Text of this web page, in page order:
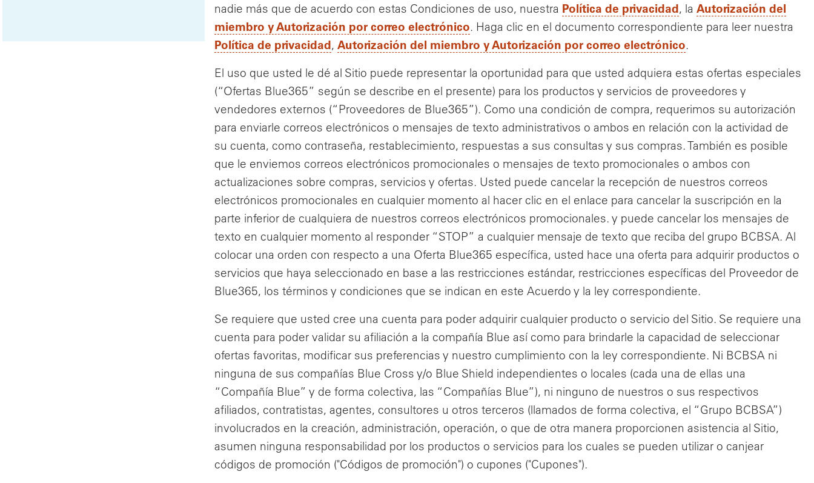
nadie más que de acuerdo con estas Condiciones de uso, nuestra Política de privacidad, la Autorización del
miembro y Autorización por correo electrónico. Haga clic en el documento correspondiente para leer nuestra
Política de privacidad, Autorización del miembro y Autorización por correo electrónico.
El uso que usted le dé al Sitio puede representar la oportunidad para que usted adquiera estas ofertas especiales
(“Ofertas Blue365” según se describe en el presente) para los productos y servicios de proveedores y
vendedores externos (“Proveedores de Blue365”). Como una condición de compra, requerimos su autorización
para enviarle correos electrónicos o mensajes de texto administrativos o ambos en relación con la actividad de
su cuenta, como contraseña, restablecimiento, respuestas a sus consultas y sus compras. También es posible
que le enviemos correos electrónicos promocionales o mensajes de texto promocionales o ambos con
actualizaciones sobre compras, servicios y ofertas. Usted puede cancelar la recepción de nuestros correos
electrónicos promocionales en cualquier momento al hacer clic en el enlace para cancelar la suscripción en la
parte inferior de cualquiera de nuestros correos electrónicos promocionales. y puede cancelar los mensajes de
texto en cualquier momento al responder “STOP” a cualquier mensaje de texto que reciba del grupo BCBSA. Al
colocar una orden con respecto a una Oferta Blue365 específica, usted hace una oferta para adquirir productos o
servicios que haya seleccionado en base a las restricciones estándar, restricciones específicas del Proveedor de
Blue365, los términos y condiciones que se indican en este Acuerdo y la ley correspondiente.
Se requiere que usted cree una cuenta para poder adquirir cualquier producto o servicio del Sitio. Se requiere una
cuenta para poder validar su afiliación a la compañía Blue así como para brindarle la capacidad de seleccionar
ofertas favoritas, modificar sus preferencias y nuestro cumplimiento con la ley correspondiente. Ni BCBSA ni
ninguna de sus compañías Blue Cross y/o Blue Shield independientes o locales (cada una de ellas una
“Compañía Blue” y de forma colectiva, las “Compañías Blue”), ni ninguno de nuestros o sus respectivos
afiliados, contratistas, agentes, consultores u otros terceros (llamados de forma colectiva, el “Grupo BCBSA”)
involucrados en la creación, administración, operación, o que de otra manera proporcionen asistencia al Sitio,
asumen ninguna responsabilidad por los productos o servicios para los cuales se pueden utilizar o canjear
códigos de promoción ("Códigos de promoción") o cupones ("Cupones").